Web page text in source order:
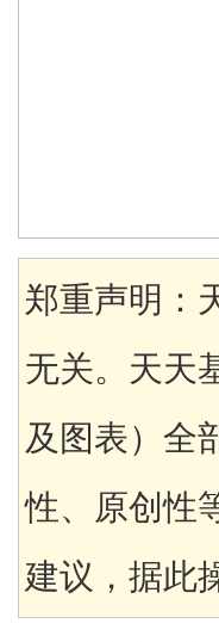
郑重声明：
无关。天天
及图表）全
性、原创性
建议，据此